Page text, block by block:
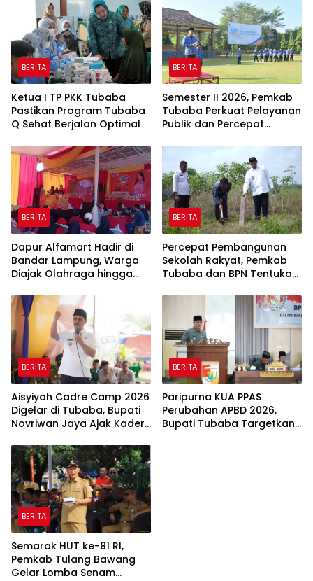
BERITA
Ketua I TP PKK Tubaba
Pastikan Program Tubaba
Q Sehat Berjalan Optimal
BERITA
Semester II 2026, Pemkab
Tubaba Perkuat Pelayanan
Publik dan Percepat
BERITA
Dapur Alfamart Hadir di
Bandar Lampung, Warga
Diajak Olahraga hingga
BERITA
Percepat Pembangunan
Sekolah Rakyat, Pemkab
Tubaba dan BPN Tentukan
BERITA
Aisyiyah Cadre Camp 2026
Digelar di Tubaba, Bupati
Novriwan Jaya Ajak Kader
Pembangunan
BERITA
Paripurna KUA PPAS
Perubahan APBD 2026,
Bupati Tubaba Targetkan
BERITA
Semarak HUT ke-81 RI,
Pemkab Tulang Bawang
Gelar Lomba Senam